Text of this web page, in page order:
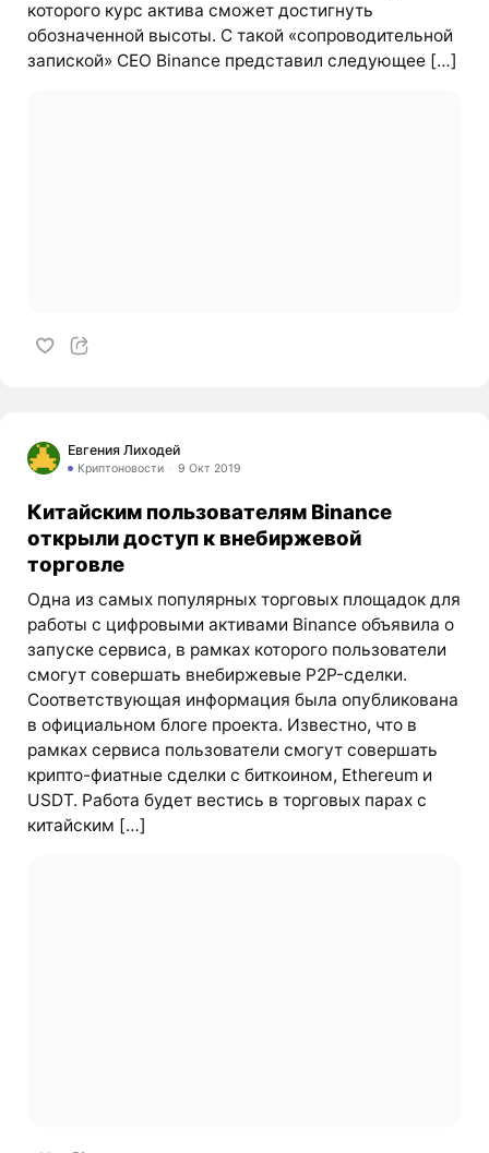
которого курс актива сможет достигнуть
обозначенной высоты. С такой «сопроводительной
запиской» CEO Binance представил следующее […]
Евгения Лиходей
Криптоновости 9 Окт 2019
Китайским пользователям Binance
открыли доступ к внебиржевой
торговле
Одна из самых популярных торговых площадок для
работы с цифровыми активами Binance объявила о
запуске сервиса, в рамках которого пользователи
смогут совершать внебиржевые P2P-сделки.
Соответствующая информация была опубликована
в официальном блоге проекта. Известно, что в
рамках сервиса пользователи смогут совершать
крипто-фиатные сделки с биткоином, Ethereum и
USDT. Работа будет вестись в торговых парах с
китайским […]